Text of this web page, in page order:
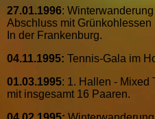
27.01.1996:
Abschluss mit Grünkohlessen
In der Frankenburg.
04.11.1995: Tennis-Gala im
01.03.1995: 1. Hallen - Mixed
mit insgesamt 16 Paaren.